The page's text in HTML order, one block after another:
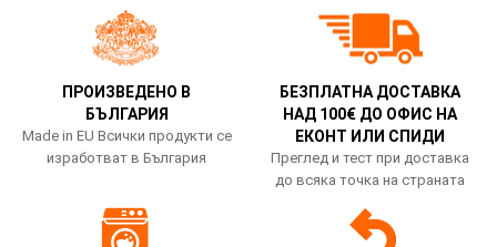
ПРОИЗВЕДЕНО В
БЪЛГАРИЯ
Made in EU Всички продукти се
изработват в България
БЕЗПЛАТНА ДОСТАВКА
НАД 100€ ДО ОФИС НА
ЕКОНТ ИЛИ СПИДИ
Преглед и тест при доставка
до всяка точка на страната